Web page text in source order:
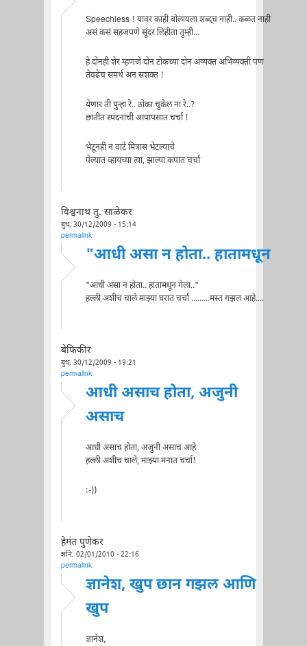
Speechless ! यावर काही बोलायला शब्द्च नाही.. कळत नाही
असं कसं सहजपणे सूंदर लिहीता तुम्ही...
हे दोनही शेर म्हणजे दोन टोकच्या दोन अव्यक्त अभिव्यक्ती पण
तेवढेच समर्थ अन सशक्त !
येणार ती पुन्हा रे.. ठोका चुकेल ना रे..?
छातीत स्पंदनांची आपापसात चर्चा !
भेटूनही न वाटे मित्रास भेटल्याचे
पेल्यात व्हायच्या त्या, झाल्या कपात चर्चा
विश्वनाथ तु. साळेकर
बुध, 30/12/2009 - 15:14
permalink
"आधी असा न होता.. हातामधून
"आधी असा न होता.. हातामधून गेला.."
हल्ली अशीच चाले माझ्या घरात चर्चा .........मस्त गझल आहे....
बेफिकीर
बुध, 30/12/2009 - 19:21
permalink
आधी असाच होता, अजुनी
असाच
आधी असाच होता, अजुनी असाच आहे
हल्ली अशीच चाले, माझ्या मनात चर्चा!
:-))
हेमंत पुणेकर
शनि, 02/01/2010 - 22:16
permalink
ज्ञानेश, खुप छान गझल आणि
खुप
ज्ञानेश,